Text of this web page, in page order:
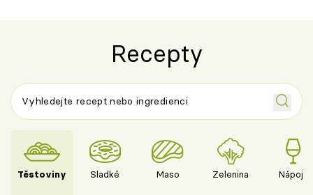
Recepty
Těstoviny Sladké Maso Zelenina Nápoje